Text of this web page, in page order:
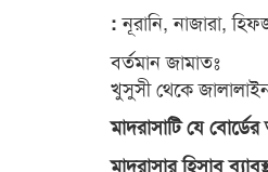
:নূরানি, নাজারা,
বর্তমান জামাতঃ
খুসুসী থেকে
মাদরাসাটি যে
মাদরাসার হিসাব